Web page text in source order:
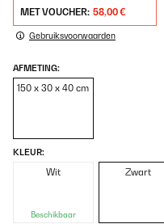
MET VOUCHER: 58,00 €
Gebruiksvoorwaarden
AFMETING:
150 x 30 x 40 cm
KLEUR:
Wit
Beschikbaar
Zwart